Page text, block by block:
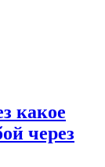
какое
через